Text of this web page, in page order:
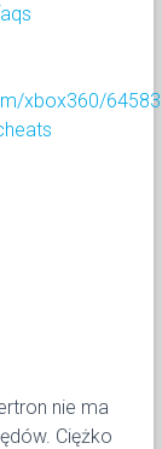
xbox360/
nie ma
Ciężko